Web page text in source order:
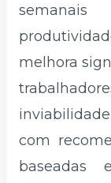
melhora
com
baseadas